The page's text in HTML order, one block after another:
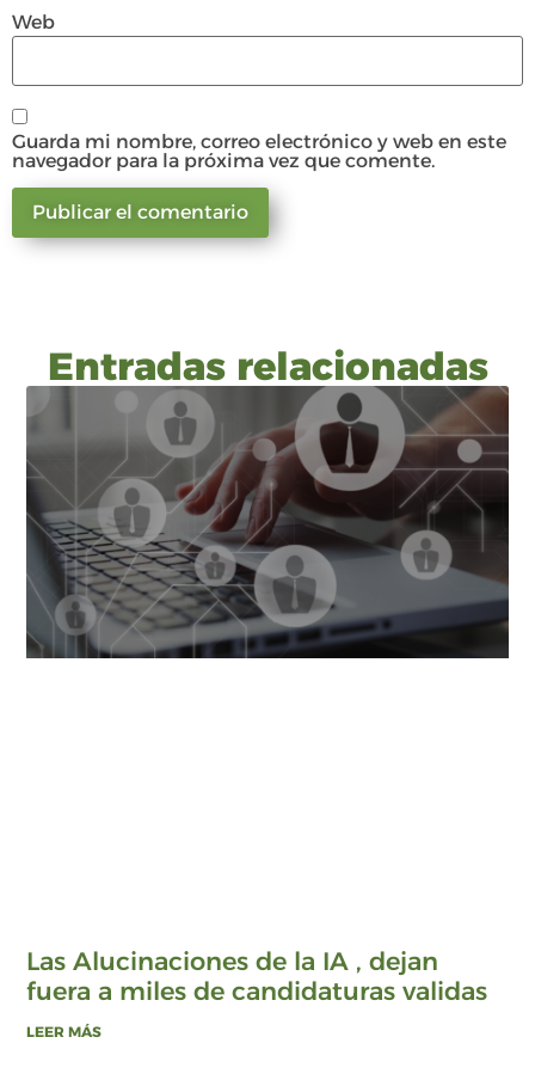
Web
Guarda mi nombre, correo electrónico y web en este
navegador para la próxima vez que comente.
Entradas relacionadas
Las Alucinaciones de la IA , dejan
fuera a miles de candidaturas validas
LEER MÁS